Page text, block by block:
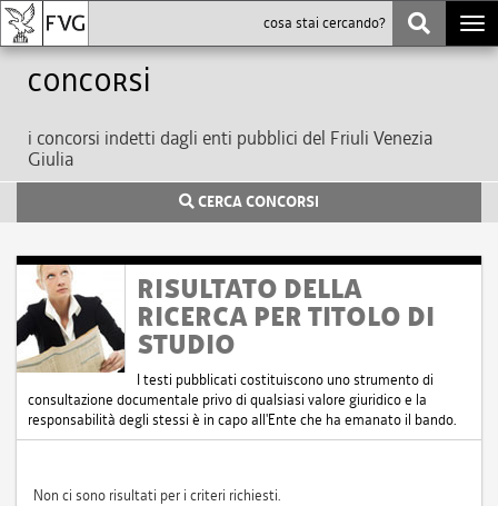
Concorsi
i concorsi indetti dagli enti pubblici del Friuli Venezia
Giulia
CERCA CONCORSI
RISULTATO DELLA
RICERCA PER TITOLO DI
STUDIO
I testi pubblicati costituiscono uno strumento di
consultazione documentale privo di qualsiasi valore giuridico e la
responsabilità degli stessi è in capo all'Ente che ha emanato il bando.
Non ci sono risultati per i criteri richiesti.